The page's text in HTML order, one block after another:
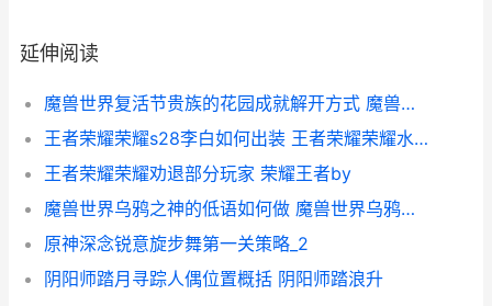
延伸阅读
魔兽世界复活节贵族的花园成就解开方式 魔兽世界复活节成就攻略
王者荣耀荣耀s28李白如何出装 王者荣耀荣耀水晶多少次必出
王者荣耀荣耀劝退部分玩家 荣耀王者by
魔兽世界乌鸦之神的低语如何做 魔兽世界乌鸦之书任务怎么做
原神深念锐意旋步舞第一关策略_2
阴阳师踏月寻踪人偶位置概括 阴阳师踏浪升